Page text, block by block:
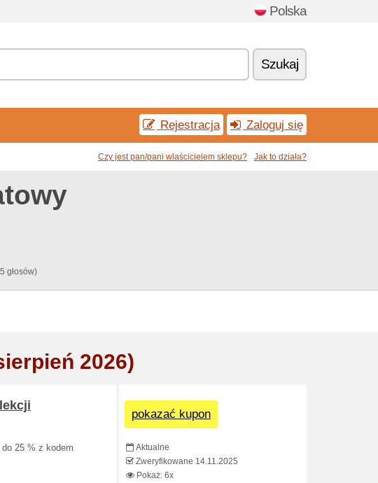
Polska
Szukaj
Rejestracja Zaloguj się
Czy jest pan/pani wlaścicielem sklepu? Jak to działa?
głosów)
2026)
25 % z kodem
pokazać kupon
Aktualne
Zweryfikowane 14.11.2025
Pokaż: 6x